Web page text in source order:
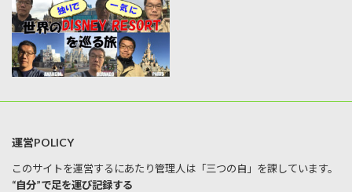
運営POLICY
このサイトを運営するにあたり管理人は「三つの自」を課しています。
“自分”で足を運び記録する